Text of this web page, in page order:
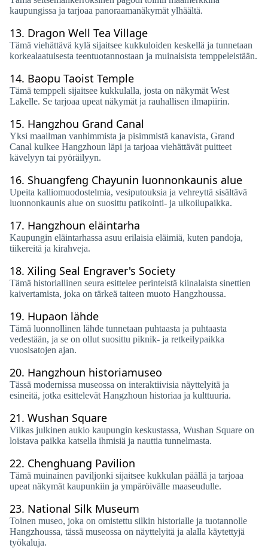
kaupungissa ja tarjoaa panoraamanäkymät ylhäältä.
13. Dragon Well Tea Village
Tämä viehättävä kylä sijaitsee kukkuloiden keskellä ja tunnetaan
korkealaatuisesta teentuotannostaan ​​ja muinaisista temppeleistään.
14. Baopu Taoist Temple
Tämä temppeli sijaitsee kukkulalla, josta on näkymät West
Lakelle. Se tarjoaa upeat näkymät ja rauhallisen ilmapiirin.
15. Hangzhou Grand Canal
Yksi maailman vanhimmista ja pisimmistä kanavista, Grand
Canal kulkee Hangzhoun läpi ja tarjoaa viehättävät puitteet
kävelyyn tai pyöräilyyn.
16. Shuangfeng Chayunin luonnonkaunis alue
Upeita kalliomuodostelmia, vesiputouksia ja vehreyttä sisältävä
luonnonkaunis alue on suosittu patikointi- ja ulkoilupaikka.
17. Hangzhoun eläintarha
Kaupungin eläintarhassa asuu erilaisia ​​eläimiä, kuten pandoja,
tiikereitä ja kirahveja.
18. Xiling Seal Engraver's Society
Tämä historiallinen seura esittelee perinteistä kiinalaista sinettien
kaivertamista, joka on tärkeä taiteen muoto Hangzhoussa.
19. Hupaon lähde
Tämä luonnollinen lähde tunnetaan puhtaasta ja puhtaasta
vedestään, ja se on ollut suosittu piknik- ja retkeilypaikka
vuosisatojen ajan.
20. Hangzhoun historiamuseo
Tässä modernissa museossa on interaktiivisia näyttelyitä ja
esineitä, jotka esittelevät Hangzhoun historiaa ja kulttuuria.
21. Wushan Square
Vilkas julkinen aukio kaupungin keskustassa, Wushan Square on
loistava paikka katsella ihmisiä ja nauttia tunnelmasta.
22. Chenghuang Pavilion
Tämä muinainen paviljonki sijaitsee kukkulan päällä ja tarjoaa
upeat näkymät kaupunkiin ja ympäröivälle maaseudulle.
23. National Silk Museum
Toinen museo, joka on omistettu silkin historialle ja tuotannolle
Hangzhoussa, tässä museossa on näyttelyitä ja alalla käytettyjä
työkaluja.